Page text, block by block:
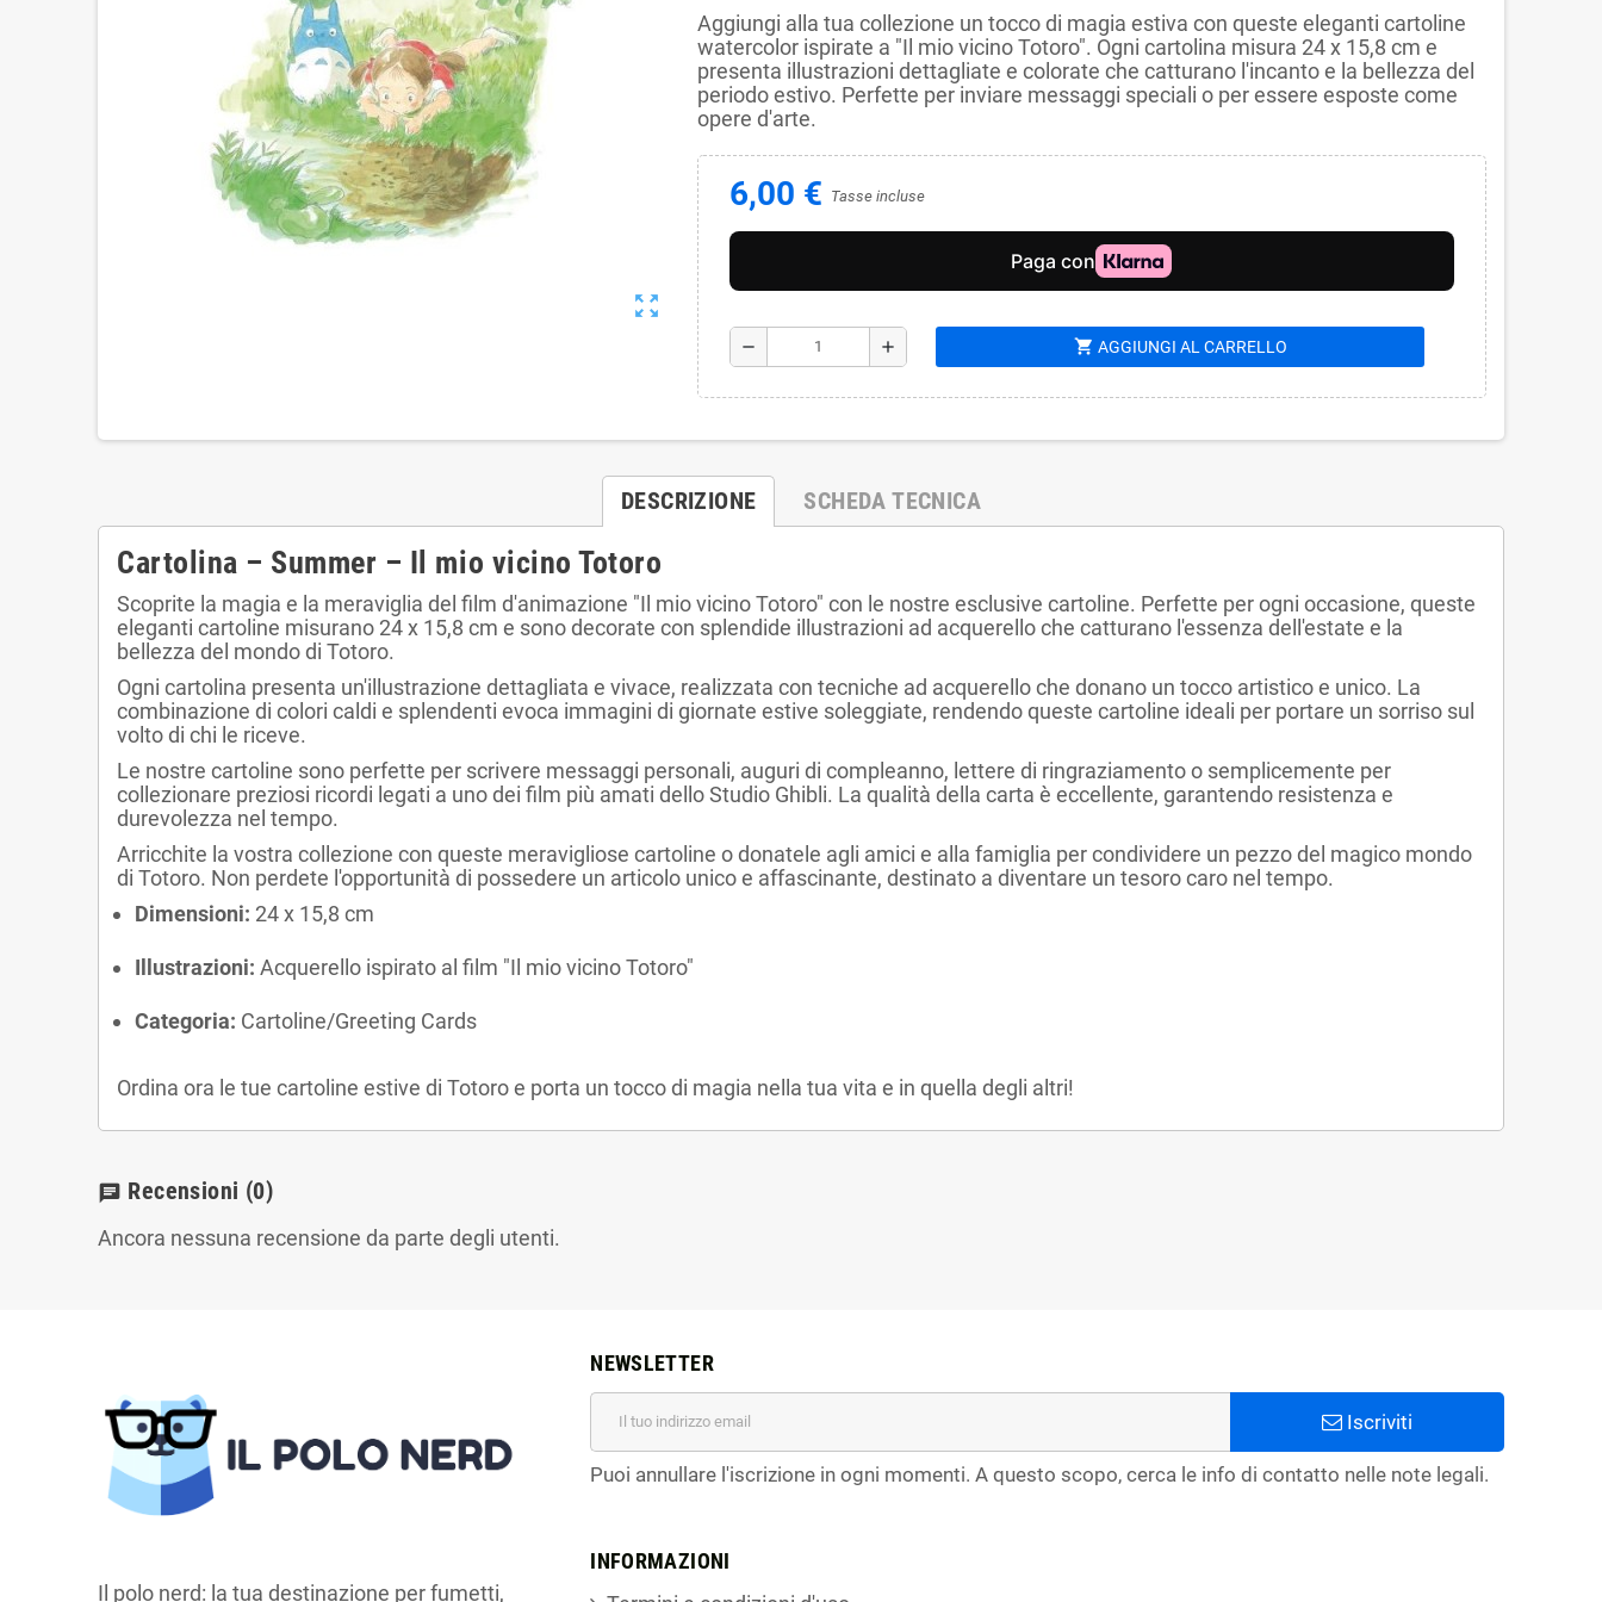
zoom_out_map
Aggiungi alla tua collezione un tocco di magia estiva con queste eleganti cartoline
watercolor ispirate a "Il mio vicino Totoro". Ogni cartolina misura 24 x 15,8 cm e
presenta illustrazioni dettagliate e colorate che catturano l'incanto e la bellezza del
periodo estivo. Perfette per inviare messaggi speciali o per essere esposte come
opere d'arte.
6,00 € Tasse incluse
remove add shopping_cart AGGIUNGI AL CARRELLO
DESCRIZIONE SCHEDA TECNICA
Cartolina – Summer – Il mio vicino Totoro
Scoprite la magia e la meraviglia del film d'animazione "Il mio vicino Totoro" con le nostre esclusive cartoline. Perfette per ogni occasione, queste
eleganti cartoline misurano 24 x 15,8 cm e sono decorate con splendide illustrazioni ad acquerello che catturano l'essenza dell'estate e la
bellezza del mondo di Totoro.
Ogni cartolina presenta un'illustrazione dettagliata e vivace, realizzata con tecniche ad acquerello che donano un tocco artistico e unico. La
combinazione di colori caldi e splendenti evoca immagini di giornate estive soleggiate, rendendo queste cartoline ideali per portare un sorriso sul
volto di chi le riceve.
Le nostre cartoline sono perfette per scrivere messaggi personali, auguri di compleanno, lettere di ringraziamento o semplicemente per
collezionare preziosi ricordi legati a uno dei film più amati dello Studio Ghibli. La qualità della carta è eccellente, garantendo resistenza e
durevolezza nel tempo.
Arricchite la vostra collezione con queste meravigliose cartoline o donatele agli amici e alla famiglia per condividere un pezzo del magico mondo
di Totoro. Non perdete l'opportunità di possedere un articolo unico e affascinante, destinato a diventare un tesoro caro nel tempo.
Dimensioni: 24 x 15,8 cm
Illustrazioni: Acquerello ispirato al film "Il mio vicino Totoro"
Categoria: Cartoline/Greeting Cards
Ordina ora le tue cartoline estive di Totoro e porta un tocco di magia nella tua vita e in quella degli altri!
chat Recensioni (0)
Ancora nessuna recensione da parte degli utenti.
Il polo nerd: la tua destinazione per fumetti,
NEWSLETTER
Iscriviti
Puoi annullare l'iscrizione in ogni momenti. A questo scopo, cerca le info di contatto nelle note legali.
INFORMAZIONI